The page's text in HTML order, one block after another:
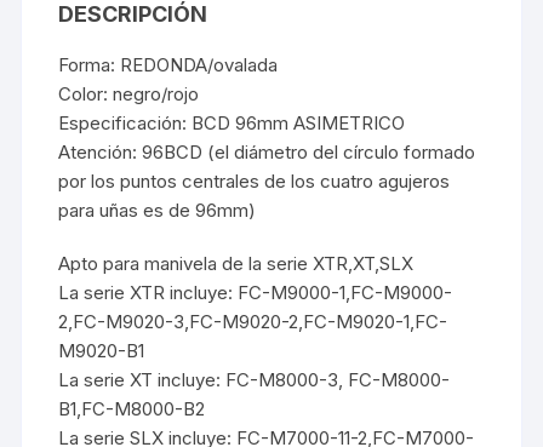
DESCRIPCIÓN
Forma: REDONDA/ovalada
Color: negro/rojo
Especificación: BCD 96mm ASIMETRICO
Atención: 96BCD (el diámetro del círculo formado
por los puntos centrales de los cuatro agujeros
para uñas es de 96mm)
Apto para manivela de la serie XTR,XT,SLX
La serie XTR incluye: FC-M9000-1,FC-M9000-
2,FC-M9020-3,FC-M9020-2,FC-M9020-1,FC-
M9020-B1
La serie XT incluye: FC-M8000-3, FC-M8000-
B1,FC-M8000-B2
La serie SLX incluye: FC-M7000-11-2,FC-M7000-